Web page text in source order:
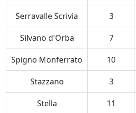
Serravalle Scrivia 3
Silvano d'Orba 7
Spigno Monferrato 10
Stazzano 3
Stella 11